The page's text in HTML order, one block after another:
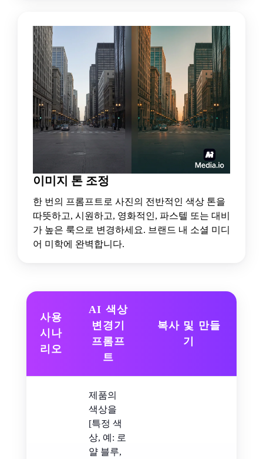
이미지 톤 조정
한 번의 프롬프트로 사진의 전반적인 색상 톤을
따뜻하고, 시원하고, 영화적인, 파스텔 또는 대비
가 높은 룩으로 변경하세요. 브랜드 내 소셜 미디
어 미학에 완벽합니다.
사용
시나
리오
AI 색상
변경기
프롬프
트
복사 및 만들
기
제품의
색상을
[특정 색
상, 예: 로
얄 블루,